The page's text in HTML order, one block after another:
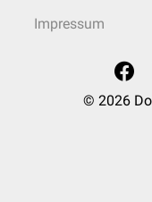
Impressum
© 2026